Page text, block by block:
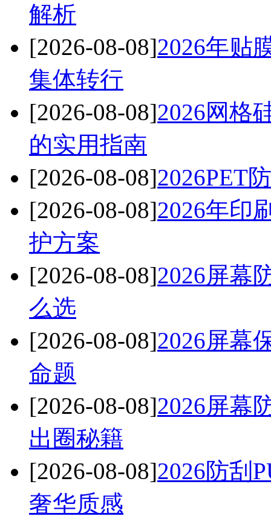
解析
[2026-08-08]2026年贴
集体转行
[2026-08-08]2026网格
的实用指南
[2026-08-08]2026PET
[2026-08-08]2026年印
护方案
[2026-08-08]2026屏幕
么选
[2026-08-08]2026屏幕
命题
[2026-08-08]2026屏幕
出圈秘籍
[2026-08-08]2026防刮
奢华质感